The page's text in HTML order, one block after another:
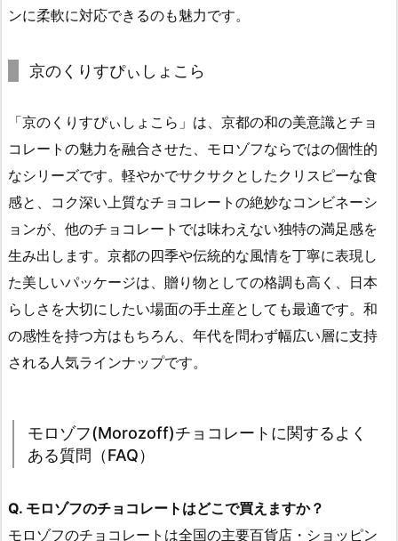
ンに柔軟に対応できるのも魅力です。
京のくりすぴぃしょこら
「京のくりすぴぃしょこら」は、京都の和の美意識とチョ
コレートの魅力を融合させた、モロゾフならではの個性的
なシリーズです。軽やかでサクサクとしたクリスピーな食
感と、コク深い上質なチョコレートの絶妙なコンビネーシ
ョンが、他のチョコレートでは味わえない独特の満足感を
生み出します。京都の四季や伝統的な風情を丁寧に表現し
た美しいパッケージは、贈り物としての格調も高く、日本
らしさを大切にしたい場面の手土産としても最適です。和
の感性を持つ方はもちろん、年代を問わず幅広い層に支持
される人気ラインナップです。
モロゾフ(Morozoff)チョコレートに関するよく
ある質問（FAQ）
Q. モロゾフのチョコレートはどこで買えますか？
モロゾフのチョコレートは全国の主要百貨店・ショッピン